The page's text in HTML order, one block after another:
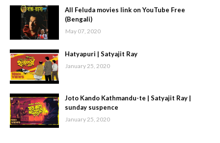
All Feluda movies link on YouTube Free
(Bengali)
May 07, 2020
Hatyapuri | Satyajit Ray
January 25, 2020
Joto Kando Kathmandu-te | Satyajit Ray |
sunday suspence
January 25, 2020